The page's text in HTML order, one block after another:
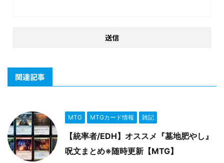
関連記事
MTG MTGカード情報 雑記
【統率者/EDH】オススメ『墓地肥やし』
呪文まとめ※随時更新【MTG】